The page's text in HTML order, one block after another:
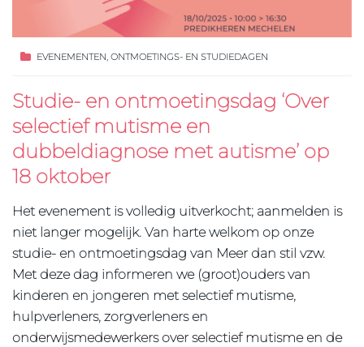
EVENEMENTEN, ONTMOETINGS- EN STUDIEDAGEN
Studie- en ontmoetingsdag ‘Over
selectief mutisme en
dubbeldiagnose met autisme’ op
18 oktober
Het evenement is volledig uitverkocht; aanmelden is
niet langer mogelijk. Van harte welkom op onze
studie- en ontmoetingsdag van Meer dan stil vzw.
Met deze dag informeren we (groot)ouders van
kinderen en jongeren met selectief mutisme,
hulpverleners, zorgverleners en
onderwijsmedewerkers over selectief mutisme en de